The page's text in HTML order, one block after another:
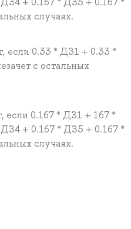
случаях.
если 0.33 * ДЗ1 + 0.33 *
с остальных
если 0.167 * ДЗ1 + 167 *
+ 0.167 * ДЗ5 + 0.167 *
случаях.